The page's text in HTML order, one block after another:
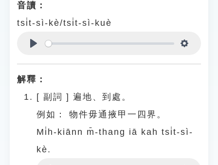
生命大百科索引
遊戲專區
貓頭鷹博士
音讀：
tsi̍t-sì-kè/tsi̍t-sì-kuè
解釋：
[ 副詞 ] 遍地、到處。
例如：
物件毋通掖甲一四界。
Mi̍h-kiānn m̄-thang iā kah tsi̍t-sì-
kè.